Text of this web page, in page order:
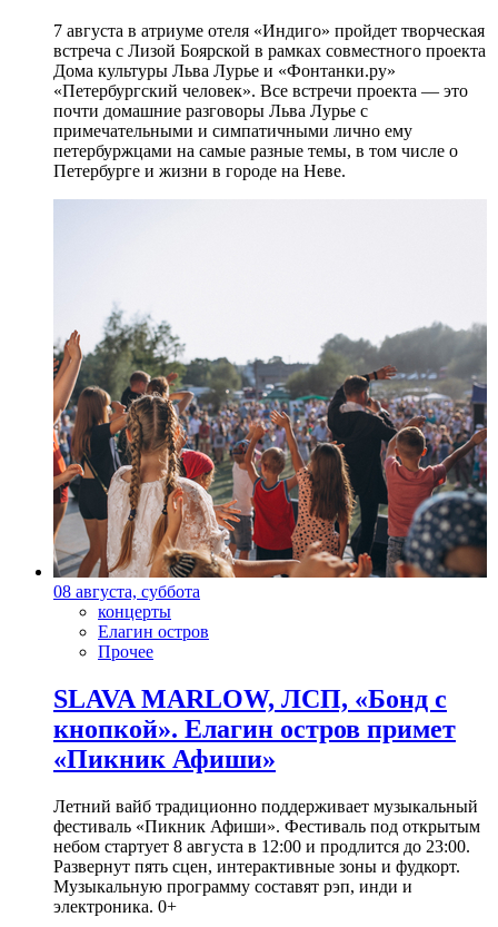
7 августа в атриуме отеля «Индиго» пройдет творческая
встреча с Лизой Боярской в рамках совместного проекта
Дома культуры Льва Лурье и «Фонтанки.ру»
«Петербургский человек». Все встречи проекта — это
почти домашние разговоры Льва Лурье с
примечательными и симпатичными лично ему
петербуржцами на самые разные темы, в том числе о
Петербурге и жизни в городе на Неве.
08 августа, суббота
концерты
Елагин остров
Прочее
SLAVA MARLOW, ЛСП, «Бонд с
кнопкой». Елагин остров примет
«Пикник Афиши»
Летний вайб традиционно поддерживает музыкальный
фестиваль «Пикник Афиши». Фестиваль под открытым
небом стартует 8 августа в 12:00 и продлится до 23:00.
Развернут пять сцен, интерактивные зоны и фудкорт.
Музыкальную программу составят рэп, инди и
электроника. 0+